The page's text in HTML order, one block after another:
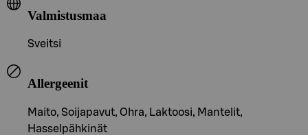
Valmistusmaa
Sveitsi
Allergeenit
Maito, Soijapavut, Ohra, Laktoosi, Mantelit,
Hasselpähkinät